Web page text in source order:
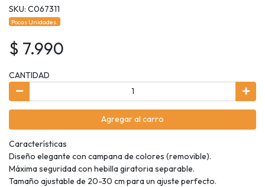
SKU: C067311
Pocas Unidades.
$ 7.990
CANTIDAD
Agregar al carro
Características
Diseño elegante con campana de colores (removible).
Máxima seguridad con hebilla giratoria separable.
Tamaño ajustable de 20-30 cm para un ajuste perfecto.